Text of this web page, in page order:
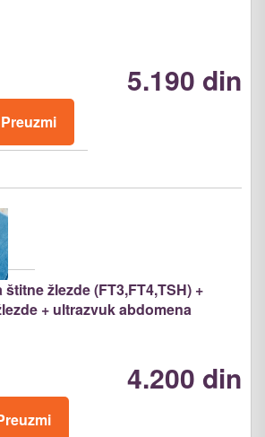
5.190 din
Preuzmi
žlezde (FT3,FT4,TSH) +
+ ultrazvuk abdomena
4.200 din